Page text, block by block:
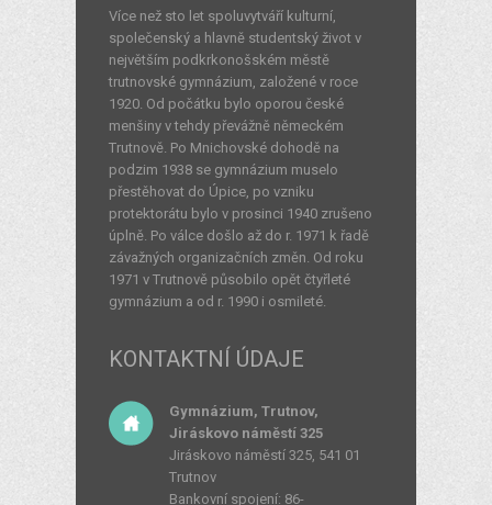
Více než sto let spoluvytváří kulturní,
společenský a hlavně studentský život v
největším podkrkonošském městě
trutnovské gymnázium, založené v roce
1920. Od počátku bylo oporou české
menšiny v tehdy převážně německém
Trutnově. Po Mnichovské dohodě na
podzim 1938 se gymnázium muselo
přestěhovat do Úpice, po vzniku
protektorátu bylo v prosinci 1940 zrušeno
úplně. Po válce došlo až do r. 1971 k řadě
závažných organizačních změn. Od roku
1971 v Trutnově působilo opět čtyřleté
gymnázium a od r. 1990 i osmileté.
KONTAKTNÍ ÚDAJE
Gymnázium, Trutnov,
Jiráskovo náměstí 325
Jiráskovo náměstí 325, 541 01
Trutnov
Bankovní spojení: 86-